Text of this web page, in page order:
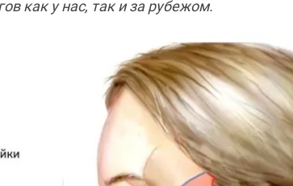
как у нас, так и за рубежом.